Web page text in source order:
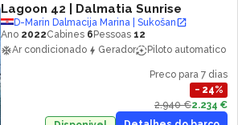
Lagoon 42 | Dalmatia Sunrise
D-Marin Dalmacija Marina | Sukošan
Ano 2022Cabines 6 Pessoas 12
Ar condicionado
Gerador Piloto automatico
Preco para 7 dias
− 24%
2.940 €2.234 €